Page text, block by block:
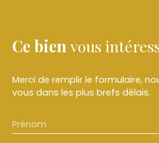
Ce bien vous
Merci de remplir le formulaire,
vous dans les plus brefs délais.
Prénom